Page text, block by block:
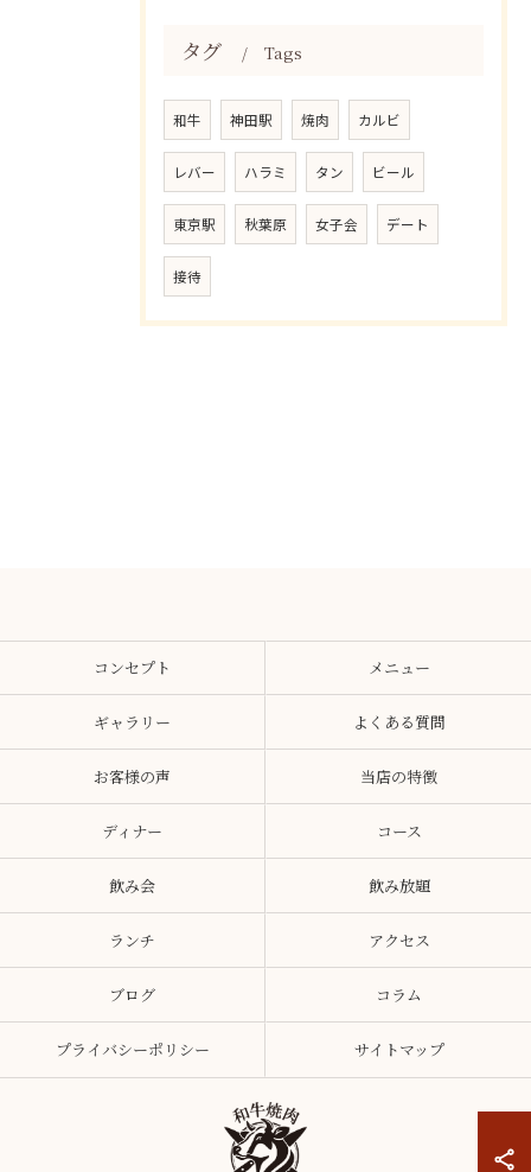
タグ Tags
和牛 神田駅 焼肉 カルビ
レバー ハラミ タン ビール
東京駅 秋葉原 女子会 デート
接待
コンセプト メニュー
ギャラリー よくある質問
お客様の声 当店の特徴
ディナー コース
飲み会 飲み放題
ランチ アクセス
ブログ コラム
プライバシーポリシー サイトマップ